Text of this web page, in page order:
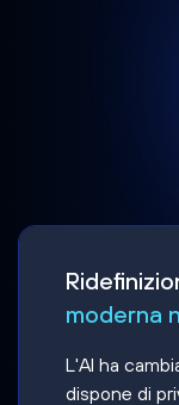
moderna
L'AI ha
dispone di